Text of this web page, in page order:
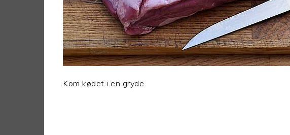
Kom kødet i en gryde